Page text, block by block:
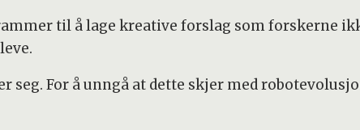
til å lage kreative forslag som forskerne
For å unngå at dette skjer med